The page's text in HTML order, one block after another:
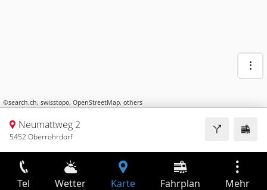
©search.ch, swisstopo, OpenStreetMap, others
Neumattweg 2
5452 Oberrohrdorf
Tel Wetter Karte Fahrplan Mehr